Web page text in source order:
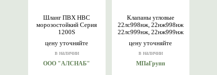
цену уточняйте
в наличии
Шланг ПВХ НВС
морозостойкий Серия
1200S
ООО "АЛСНАБ"
цену уточняйте
в наличии
Клапаны угловые
22лс998нж, 22нж998нж
22лс999нж, 22нж999нж
МПаГрупп